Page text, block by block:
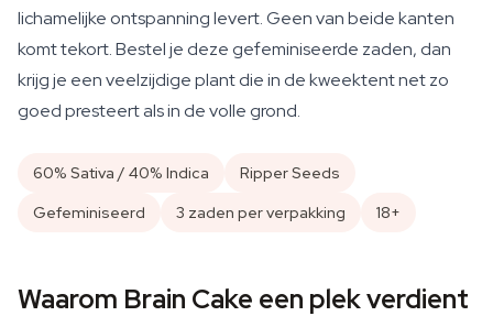
lichamelijke ontspanning levert. Geen van beide kanten
komt tekort. Bestel je deze gefeminiseerde zaden, dan
krijg je een veelzijdige plant die in de kweektent net zo
goed presteert als in de volle grond.
60% Sativa / 40% Indica
Ripper Seeds
Gefeminiseerd
3 zaden per verpakking 18+
Waarom Brain Cake een plek verdient